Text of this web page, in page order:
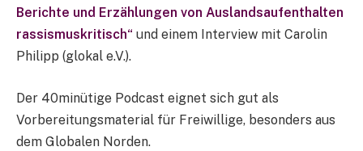
Berichte und Erzählungen von Auslandsaufenthalten
rassismuskritisch“ und einem Interview mit Carolin
Philipp (glokal e.V.).
Der 40minütige Podcast eignet sich gut als
Vorbereitungsmaterial für Freiwillige, besonders aus
dem Globalen Norden.